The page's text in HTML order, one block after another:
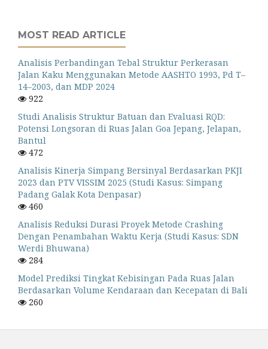
MOST READ ARTICLE
Analisis Perbandingan Tebal Struktur Perkerasan
Jalan Kaku Menggunakan Metode AASHTO 1993, Pd T–
14–2003, dan MDP 2024
922
Studi Analisis Struktur Batuan dan Evaluasi RQD:
Potensi Longsoran di Ruas Jalan Goa Jepang, Jelapan,
Bantul
472
Analisis Kinerja Simpang Bersinyal Berdasarkan PKJI
2023 dan PTV VISSIM 2025 (Studi Kasus: Simpang
Padang Galak Kota Denpasar)
460
Analisis Reduksi Durasi Proyek Metode Crashing
Dengan Penambahan Waktu Kerja (Studi Kasus: SDN
Werdi Bhuwana)
284
Model Prediksi Tingkat Kebisingan Pada Ruas Jalan
Berdasarkan Volume Kendaraan dan Kecepatan di Bali
260